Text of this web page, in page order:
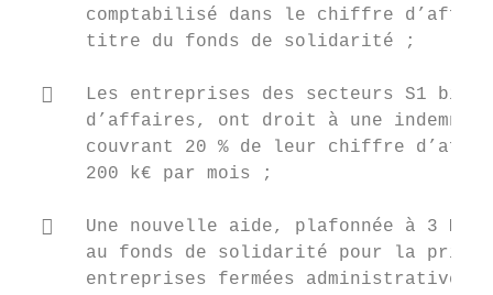
comptabilisé dans le chiffre
      titre du fonds de solidarité ;
   Les entreprises des secteurs S1
d’affaires, ont droit à une
couvrant 20 % de leur chiffre
      200 k€ par mois ;
   Une nouvelle aide, plafonnée à 3 M€
au fonds de solidarité pour la
entreprises fermées